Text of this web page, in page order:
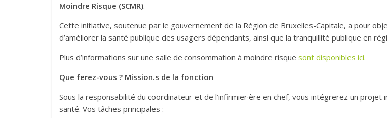
Moindre Risque (SCMR).
Cette initiative, soutenue par le gouvernement de la Région de Bruxelles-Capitale, a pour
d’améliorer la santé publique des usagers dépendants, ainsi que la tranquillité publique en
Plus d’informations sur une salle de consommation à moindre risque sont disponibles ici.
Que ferez-vous ? Mission.s de la fonction
Sous la responsabilité du coordinateur et de l’infirmier·ère en chef, vous intégrerez un projet
santé. Vos tâches principales :